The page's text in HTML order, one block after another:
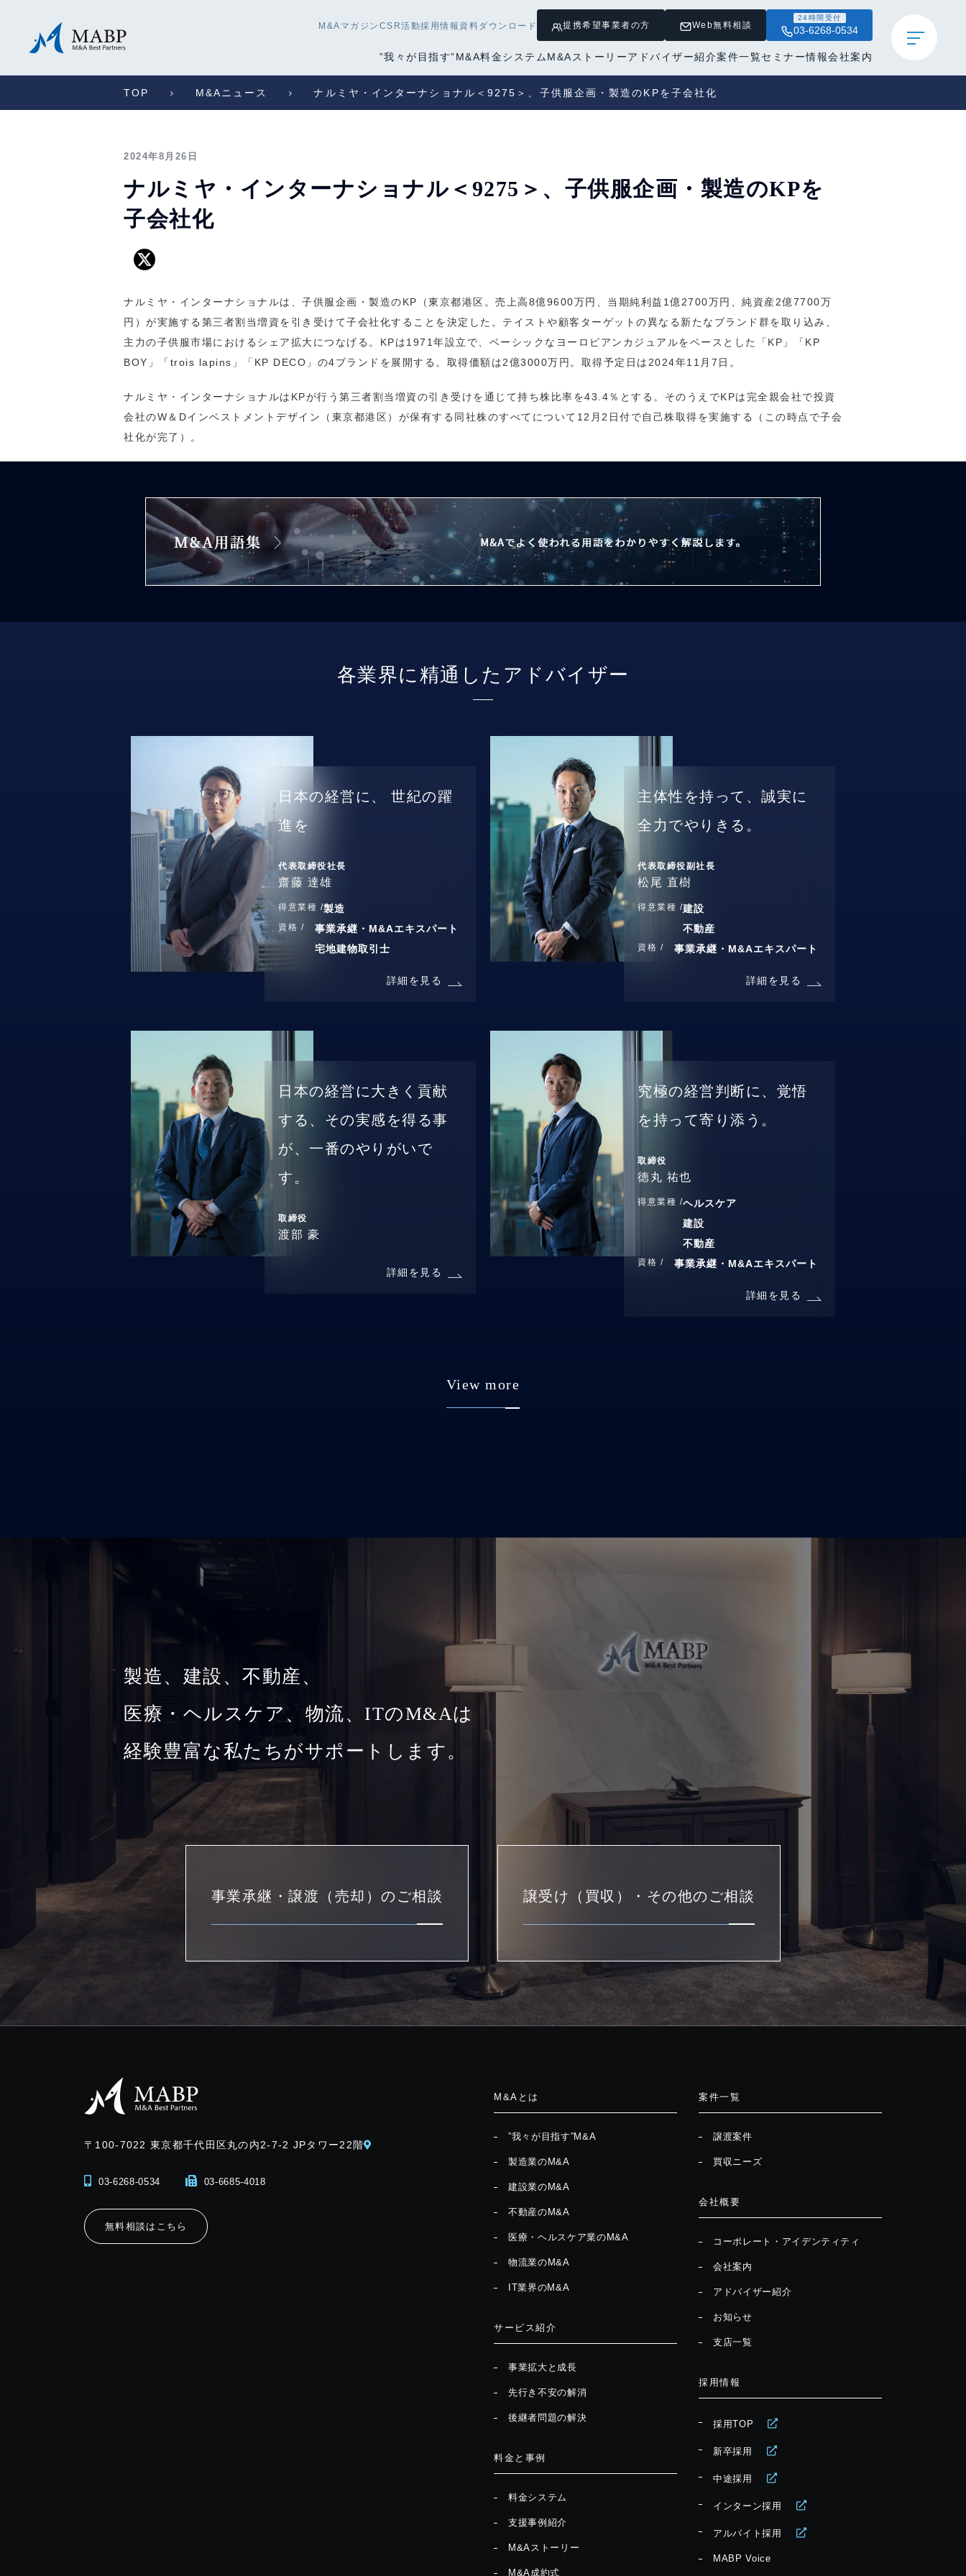
M&Aマガジン CSR活動採用情報 資料ダウンロード 提携希望事業者の方 Web無料相談
24時間受付
03-6268-0534
”我々が目指す”M&A料金システム M&Aストーリーアドバイザー紹介案件一覧セミナー情報会社案内
TOP M&Aニュース ナルミヤ・インターナショナル＜9275＞、子供服企画・製造のKPを子会社化
2024年8月26日
ナルミヤ・インターナショナル＜9275＞、子供服企画・製造のKPを
子会社化
ナルミヤ・インターナショナルは、子供服企画・製造のKP（東京都港区。売上高8億9600万円、当期純利益1億2700万円、純資産2億7700万
円）が実施する第三者割当増資を引き受けて子会社化することを決定した。テイストや顧客ターゲットの異なる新たなブランド群を取り込み、
主力の子供服市場におけるシェア拡大につなげる。KPは1971年設立で、ベーシックなヨーロピアンカジュアルをベースとした「KP」「KP
BOY」「trois lapins」「KP DECO」の4ブランドを展開する。取得価額は2億3000万円。取得予定日は2024年11月7日。
ナルミヤ・インターナショナルはKPが行う第三者割当増資の引き受けを通じて持ち株比率を43.4％とする。そのうえでKPは完全親会社で投資
会社のW＆Dインベストメントデザイン（東京都港区）が保有する同社株のすべてについて12月2日付で自己株取得を実施する（この時点で子会
社化が完了）。
各業界に精通したアドバイザー
日本の経営に、
世紀の躍
進を
代表取締役社長
齋藤 達雄
得意業種 /製造
資格 /
事業承継・M&Aエキスパート
宅地建物取引士
詳細を見る
主体性を持って、誠実に
全力でやりきる。
代表取締役副社長
松尾 直樹
得意業種 /建設
不動産
資格 / 事業承継・M&Aエキスパート
詳細を見る
日本の経営に大きく貢献
する、その実感を得る事
が、一番のやりがいで
す。
取締役
渡部 豪
詳細を見る
究極の経営判断に、覚悟
を持って寄り添う。
取締役
徳丸 祐也
得意業種 /ヘルスケア
建設
不動産
資格 / 事業承継・M&Aエキスパート
詳細を見る
View more
製造、建設、不動産、
医療・ヘルスケア、物流、ITのM&Aは
経験豊富な私たちがサポートします。
事業承継・譲渡（売却）のご相談 譲受け（買収）・その他のご相談
〒100-7022東京都千代田区丸の内2-7-2 JPタワー22階
03-6268-0534 03-6685-4018
無料相談はこちら
M&Aとは
”我々が目指す”M&A
製造業のM&A
建設業のM&A
不動産のM&A
医療・ヘルスケア業のM&A
物流業のM&A
IT業界のM&A
サービス紹介
事業拡大と成長
先行き不安の解消
後継者問題の解決
料金と事例
料金システム
支援事例紹介
M&Aストーリー
M&A成約式
案件一覧
譲渡案件
買収ニーズ
会社概要
コーポレート・アイデンティティ
会社案内
アドバイザー紹介
お知らせ
支店一覧
採用情報
採用TOP
新卒採用
中途採用
インターン採用
アルバイト採用
MABP Voice